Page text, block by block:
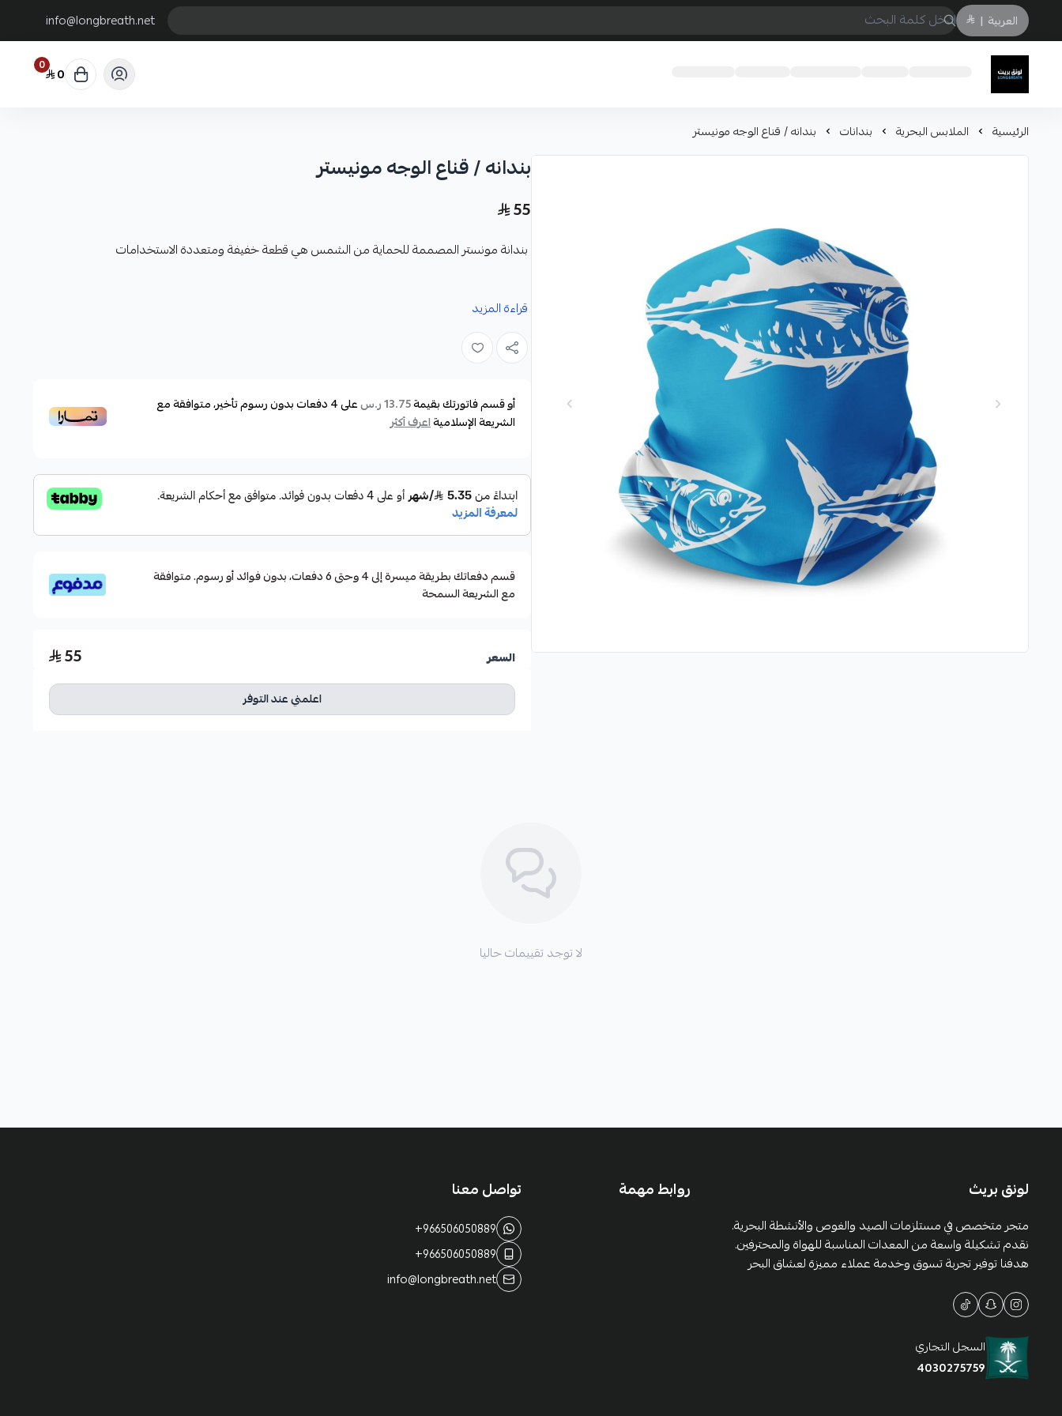
العربية |
info@longbreath.net
لونق بريث
0 0
الرئيسية الملابس البحرية بندانات بندانه / قناع الوجه مونيستر
بندانه / قناع الوجه مونيستر
55
بندانة مونستر المصممة للحماية من الشمس هي قطعة خفيفة ومتعددة الاستخدامات
المميزات :
حماية فعالة من أشعة الشمس الضارة. تُرتدى حول الرقبة وتغطي جوانب الوجه وأحياناً الرأس كله
القوارب، والغوص.
حماية جيدة للجلد وتعمل على منع الحرارة والعرق، مما يجعلها مثالية لراحة دائمة أثناء التعرض
سهولة التنفس مع ميزة الجفاف السريع
قراءة المزيد
أو قسم فاتورتك بقيمة13.75 ر.س على4دفعات بدون رسوم تأخير، متوافقة مع
الشريعة الإسلاميةاعرف أكثر
قسم دفعاتك بطريقة ميسرة إلى 4 وحتى 6 دفعات، بدون فوائد أو رسوم. متوافقة
مع الشريعة السمحة
السعر 55
اعلمني عند التوفر
لا توجد تقييمات حاليا
لونق بريث
متجر متخصص في مستلزمات الصيد والغوص والأنشطة البحرية.
نقدم تشكيلة واسعة من المعدات المناسبة للهواة والمحترفين.
هدفنا توفير تجربة تسوق وخدمة عملاء مميزة لعشاق البحر
السجل التجاري
4030275759
روابط مهمة تواصل معنا
+966506050889
+966506050889
info@longbreath.net